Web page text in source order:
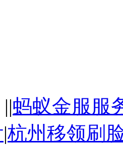
||蚂蚁金服服
|杭州移领刷